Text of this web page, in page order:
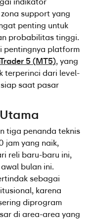
indikator
support yang
penting untuk
probabilitas tinggi.
pentingnya platform
5 (MT5), yang
terperinci dari level-
siap saat pasar
tiga penanda teknis
jam yang naik,
reli baru-baru ini,
bulan ini.
sebagai
karena
diprogram
di area-area yang